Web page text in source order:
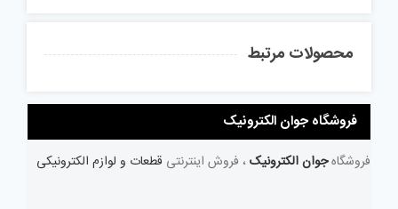
محصولات مرتبط
فروشگاه جوان الکترونیک
فروشگاهجوان الکترونیک ، فروش اینترنتی قطعات و لوازم الکترونیکی